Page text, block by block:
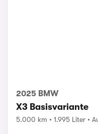
2025 BMW
X3 Basisvariante
5.000 km 1.995 Liter